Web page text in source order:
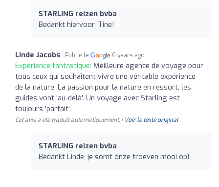
STARLING reizen bvba
Bedankt hiervoor, Tine!
Linde Jacobs Publié le 6 years ago
Expérience fantastique: Meilleure agence de voyage pour
tous ceux qui souhaitent vivre une véritable expérience
de la nature. La passion pour la nature en ressort, les
guides vont 'au-delà'. Un voyage avec Starling est
toujours 'parfait'.
Cet avis a été traduit automatiquement. | Voir le texte original
STARLING reizen bvba
Bedankt Linde, je somt onze troeven mooi op!